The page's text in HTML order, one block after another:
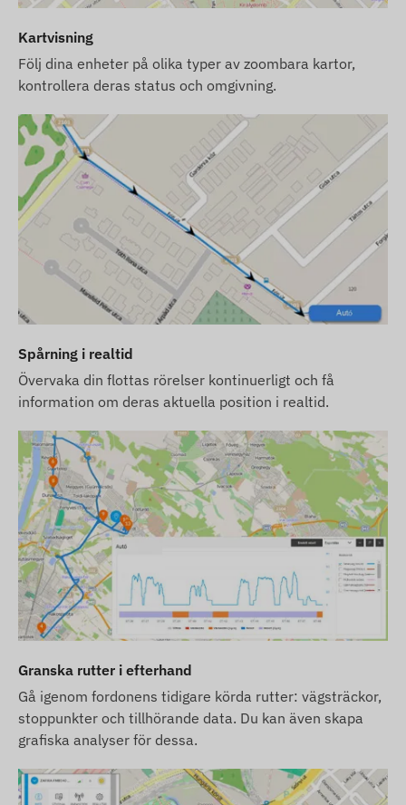
programvaruprenumeration och SIM-kort från
oss, levererar vi enheten och SIM-kortet helt
redo att användas med programvaran. Vi
– du behöver inte vidta några åtgärder gällande
detta.
Vid programvaruprenumeration: om du förutom e-
postmeddelanden även önskar använda vår
programvaras SMS-larmtjänst, vänligen köp även
ett SMS-kreditkort som du hittar bland tillbehören
i vår webbutik.
Enhetsbeskrivningarna och bilderna på
publicerad av tillverkaren, som inte alltid är
korrekt eller felfri. Tillverkaren förbehåller sig
rätten att ändra vissa parametre eller
förpackningar av produkten utan föregående
meddelande – uppdateringen av data relaterade
till dessa på vår webbplats sker efter upptäckt och
utvärdering av ändringarna.
Kartvisning
Följ dina enheter på olika typer av zoombara kartor,
kontrollera deras status och omgivning.
Spårning i realtid
Övervaka din flottas rörelser kontinuerligt och få
information om deras aktuella position i realtid.
Granska rutter i efterhand
Gå igenom fordonens tidigare körda rutter: vägsträckor,
stoppunkter och tillhörande data. Du kan även skapa
grafiska analyser för dessa.